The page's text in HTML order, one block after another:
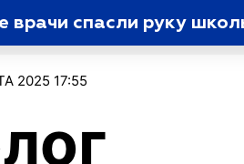
спасли руку
2025 17:55